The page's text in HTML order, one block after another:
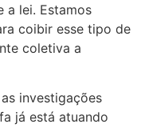
a lei. Estamos
coibir esse tipo de
coletiva a
investigações
já está atuando